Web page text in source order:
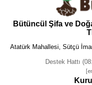
Bütüncül Şifa ve
Atatürk Mahallesi, Sütçü
Destek Hattı